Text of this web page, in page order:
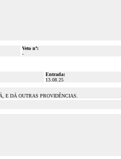
Veto nº:
-
Entrada:
13.08.25
E DÁ OUTRAS PROVIDÊNCIAS.